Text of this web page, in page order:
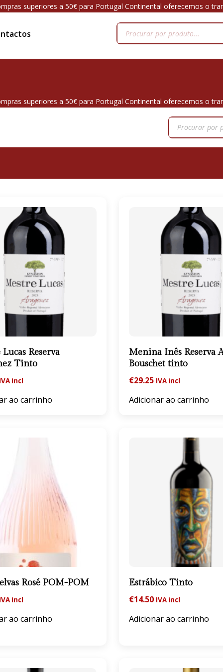
superiores a 50€ para Portugal Continental oferecemos o
superiores a 50€ para Portugal Continental oferecemos o
Reserva
Tinto
incl
ao carrinho
Menina Inês Reserva
Bouschet tinto
€29.25 IVA incl
Adicionar ao carrinho
Rosé POM-POM
incl
ao carrinho
Estrábico Tinto
€14.50 IVA incl
Adicionar ao carrinho